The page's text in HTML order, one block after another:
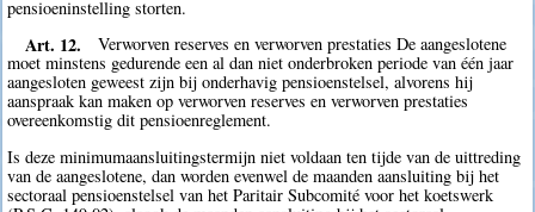
pensioeninstelling storten.
Art. 12.
Verworven reserves en verworven prestaties De aangeslotene
moet minstens gedurende een al dan niet onderbroken periode van één jaar
aangesloten geweest zijn bij onderhavig pensioenstelsel, alvorens hij
aanspraak kan maken op verworven reserves en verworven prestaties
overeenkomstig dit pensioenreglement.
Is deze minimumaansluitingstermijn niet voldaan ten tijde van de uittreding
van de aangeslotene, dan worden evenwel de maanden aansluiting bij het
sectoraal pensioenstelsel van het Paritair Subcomité voor het koetswerk